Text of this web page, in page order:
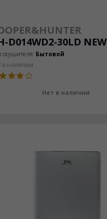
D014WD2-30LD NEW
осушителя: Бытовой
в наличии
Нет в наличии